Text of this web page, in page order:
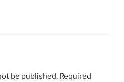
be published. Required